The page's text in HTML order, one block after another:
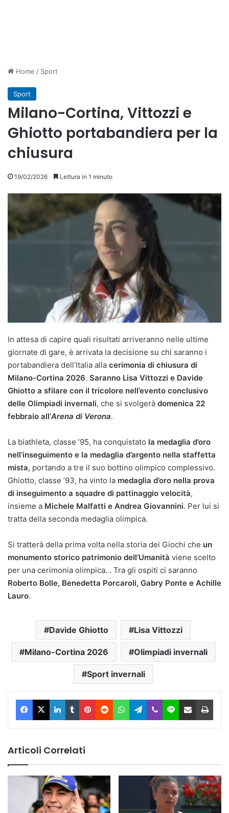
Home / Sport
Sport
Milano-Cortina, Vittozzi e
Ghiotto portabandiera per la
chiusura
19/02/2026 Lettura in 1 minuto
In attesa di capire quali risultati arriveranno nelle ultime
giornate di gare, è arrivata la decisione su chi saranno i
portabandiera dell’Italia alla cerimonia di chiusura di
Milano-Cortina 2026. Saranno Lisa Vittozzi e Davide
Ghiotto a sfilare con il tricolore nell’evento conclusivo
delle Olimpiadi invernali, che si svolgerà domenica 22
febbraio all’Arena di Verona.
La biathleta, classe ’95, ha conquistato la medaglia d’oro
nell’inseguimento e la medaglia d’argento nella staffetta
mista, portando a tre il suo bottino olimpico complessivo.
Ghiotto, classe ’93, ha vinto la medaglia d’oro nella prova
di inseguimento a squadre di pattinaggio velocità,
insieme a Michele Malfatti e Andrea Giovannini. Per lui si
tratta della seconda medaglia olimpica.
Si tratterà della prima volta nella storia dei Giochi che un
monumento storico patrimonio dell’Umanità viene scelto
per una cerimonia olimpica. . Tra gli ospiti ci saranno
Roberto Bolle, Benedetta Porcaroli, Gabry Ponte e Achille
Lauro.
Davide Ghiotto Lisa Vittozzi
Milano-Cortina 2026 Olimpiadi invernali
Sport invernali
Facebook
X LinkedIn
TumblrPinterest
RedditWhatsAppTelegram
ViberLine Condividi via Email
Articoli Correlati